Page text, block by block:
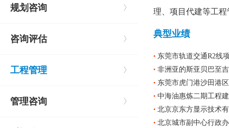
规划咨询
咨询评估
工程管理
管理咨询
理、项目代建等工
典型业绩
• 东莞市轨道交通R2线
• 非洲亚的斯亚贝巴至
• 东莞市虎门港沙田港
• 中海油惠炼二期工程
• 北京京东方显示技术
• 北京城市副中心行政